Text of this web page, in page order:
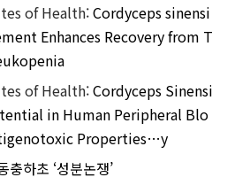
of Health:Cordyceps sinensi
Enhances Recovery from T
of Health:Cordyceps Sinensi
in Human Peripheral Blo
Properties…y
충하초 ‘성분논쟁’